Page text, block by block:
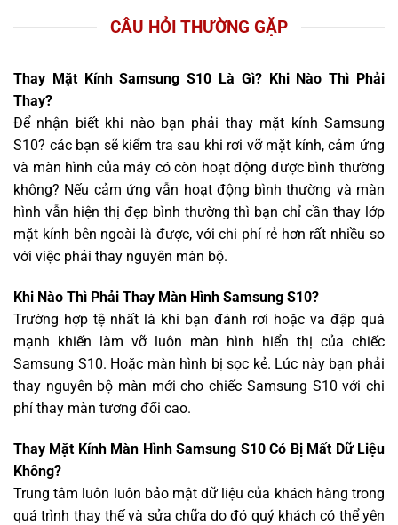
CÂU HỎI THƯỜNG GẶP
Thay Mặt Kính Samsung S10 Là Gì? Khi Nào Thì Phải
Thay?
Để nhận biết khi nào bạn phải thay mặt kính Samsung
S10? các bạn sẽ kiểm tra sau khi rơi vỡ mặt kính, cảm ứng
và màn hình của máy có còn hoạt động được bình thường
không? Nếu cảm ứng vẫn hoạt động bình thường và màn
hình vẫn hiện thị đẹp bình thường thì bạn chỉ cần thay lớp
mặt kính bên ngoài là được, với chi phí rẻ hơn rất nhiều so
với việc phải thay nguyên màn bộ.
Khi Nào Thì Phải Thay Màn Hình Samsung S10?
Trường hợp tệ nhất là khi bạn đánh rơi hoặc va đập quá
mạnh khiến làm vỡ luôn màn hình hiển thị của chiếc
Samsung S10. Hoặc màn hình bị sọc kẻ. Lúc này bạn phải
thay nguyên bộ màn mới cho chiếc Samsung S10 với chi
phí thay màn tương đối cao.
Thay Mặt Kính Màn Hình Samsung S10 Có Bị Mất Dữ Liệu
Không?
Trung tâm luôn luôn bảo mật dữ liệu của khách hàng trong
quá trình thay thế và sửa chữa do đó quý khách có thể yên